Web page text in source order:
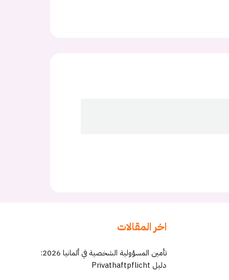
اخر المقالات
تأمين المسؤولية الشخصية في ألمانيا 2026:
دليل Privathaftpflicht